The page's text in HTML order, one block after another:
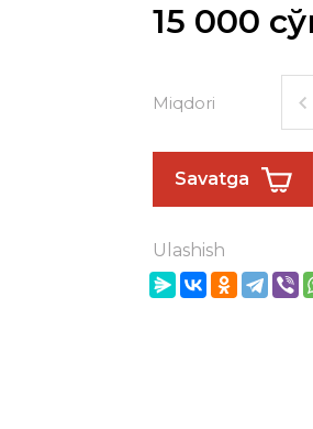
15 000
Miqdori
Savatga
Ulashish